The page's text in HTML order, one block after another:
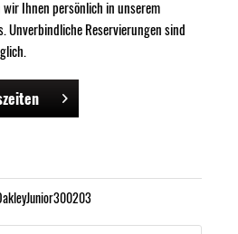
Ihnen persönlich in unserem
Unverbindliche Reservierungen sind